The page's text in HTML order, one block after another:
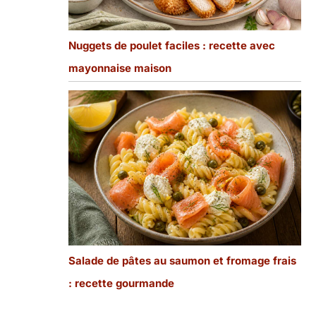
Nuggets de poulet faciles : recette avec
mayonnaise maison
Salade de pâtes au saumon et fromage frais
: recette gourmande